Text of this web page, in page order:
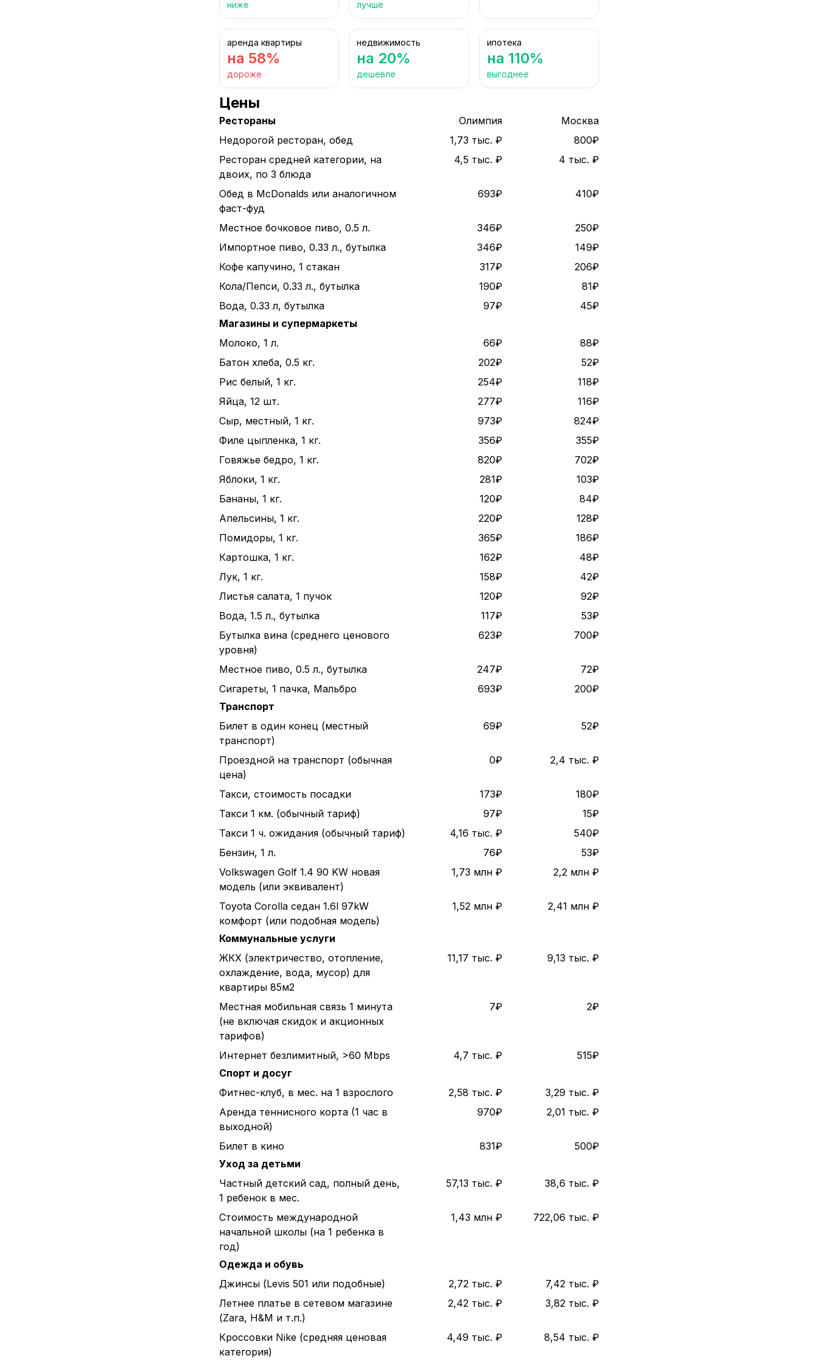
ниже лучше
аренда квартиры
на 58%
дороже
недвижимость
на 20%
дешевле
ипотека
на 110%
выгоднее
Цены
Рестораны Олимпия
Москва
Недорогой ресторан, обед
1,73 тыс. ₽
800₽
Ресторан средней категории, на
двоих, по 3 блюда
4,5 тыс. ₽ 4 тыс. ₽
Обед в McDonalds или аналогичном
фаст-фуд
693₽ 410₽
Местное бочковое пиво, 0.5 л. 346₽
250₽
Импортное пиво, 0.33 л., бутылка
346₽
149₽
Кофе капучино, 1 стакан
317₽
206₽
Кола/Пепси, 0.33 л., бутылка
190₽
81₽
Вода, 0.33 л, бутылка
97₽
45₽
Магазины и супермаркеты
Молоко, 1 л.
66₽
88₽
Батон хлеба, 0.5 кг.
202₽
52₽
Рис белый, 1 кг.
254₽
118₽
Яйца, 12 шт.
277₽
116₽
Сыр, местный, 1 кг.
973₽
824₽
Филе цыпленка, 1 кг.
356₽
355₽
Говяжье бедро, 1 кг.
820₽
702₽
Яблоки, 1 кг.
281₽
103₽
Бананы, 1 кг.
120₽
84₽
Апельсины, 1 кг.
220₽
128₽
Помидоры, 1 кг.
365₽
186₽
Картошка, 1 кг.
162₽
48₽
Лук, 1 кг.
158₽
42₽
Листья салата, 1 пучок
120₽
92₽
Вода, 1.5 л., бутылка
117₽
53₽
Бутылка вина (среднего ценового
уровня)
623₽ 700₽
Местное пиво, 0.5 л., бутылка 247₽
72₽
Сигареты, 1 пачка, Мальбро
693₽
200₽
Транспорт
Билет в один конец (местный
транспорт)
69₽ 52₽
Проездной на транспорт (обычная
цена)
0₽ 2,4 тыс. ₽
Такси, стоимость посадки 173₽
180₽
Такси 1 км. (обычный тариф)
97₽
15₽
Такси 1 ч. ожидания (обычный тариф)
4,16 тыс. ₽
540₽
Бензин, 1 л.
76₽
53₽
Volkswagen Golf 1.4 90 KW новая
модель (или эквивалент)
1,73 млн ₽ 2,2 млн ₽
Toyota Corolla седан 1.6l 97kW
комфорт (или подобная модель)
1,52 млн ₽ 2,41 млн ₽
Коммунальные услуги
ЖКХ (электричество, отопление,
охлаждение, вода, мусор) для
квартиры 85м2
11,17 тыс. ₽ 9,13 тыс. ₽
Местная мобильная связь 1 минута
(не включая скидок и акционных
тарифов)
7₽ 2₽
Интернет безлимитный, >60 Mbps 4,7 тыс. ₽
515₽
Спорт и досуг
Фитнес-клуб, в мес. на 1 взрослого
2,58 тыс. ₽
3,29 тыс. ₽
Аренда теннисного корта (1 час в
выходной)
970₽ 2,01 тыс. ₽
Билет в кино 831₽
500₽
Уход за детьми
Частный детский сад, полный день,
1 ребенок в мес.
57,13 тыс. ₽ 38,6 тыс. ₽
Стоимость международной
начальной школы (на 1 ребенка в
год)
1,43 млн ₽ 722,06 тыс. ₽
Одежда и обувь
Джинсы (Levis 501 или подобные)
2,72 тыс. ₽
7,42 тыс. ₽
Летнее платье в сетевом магазине
(Zara, H&M и т.п.)
2,42 тыс. ₽ 3,82 тыс. ₽
Кроссовки Nike (средняя ценовая
категория)
4,49 тыс. ₽ 8,54 тыс. ₽